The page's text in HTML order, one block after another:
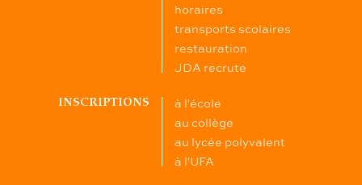
horaires
transports scolaires
restauration
JDA recrute
INSCRIPTIONS
à l'école
au collège
au lycée polyvalent
à l'UFA